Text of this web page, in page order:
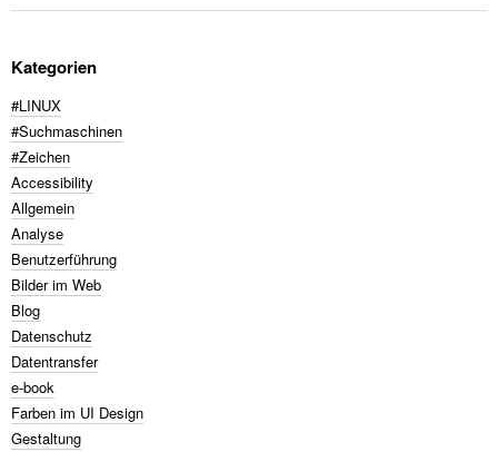
Kategorien
#LINUX
#Suchmaschinen
#Zeichen
Accessibility
Allgemein
Analyse
Benutzerführung
Bilder im Web
Blog
Datenschutz
Datentransfer
e-book
Farben im UI Design
Gestaltung